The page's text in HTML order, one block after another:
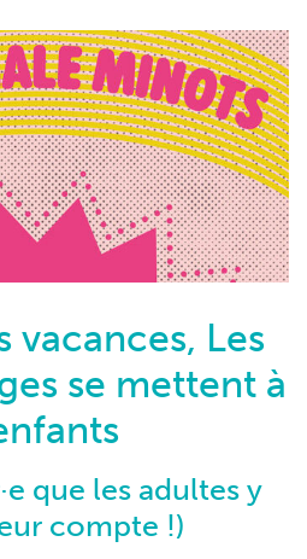
vacances, Les
se mettent à
que les adultes y
compte !)